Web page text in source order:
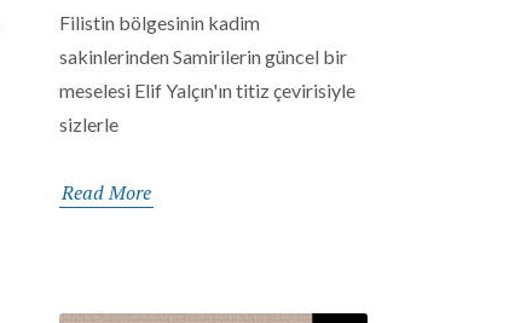
Filistin bölgesinin kadim
sakinlerinden Samirilerin güncel bir
meselesi Elif Yalçın'ın titiz çevirisiyle
sizlerle
Read More